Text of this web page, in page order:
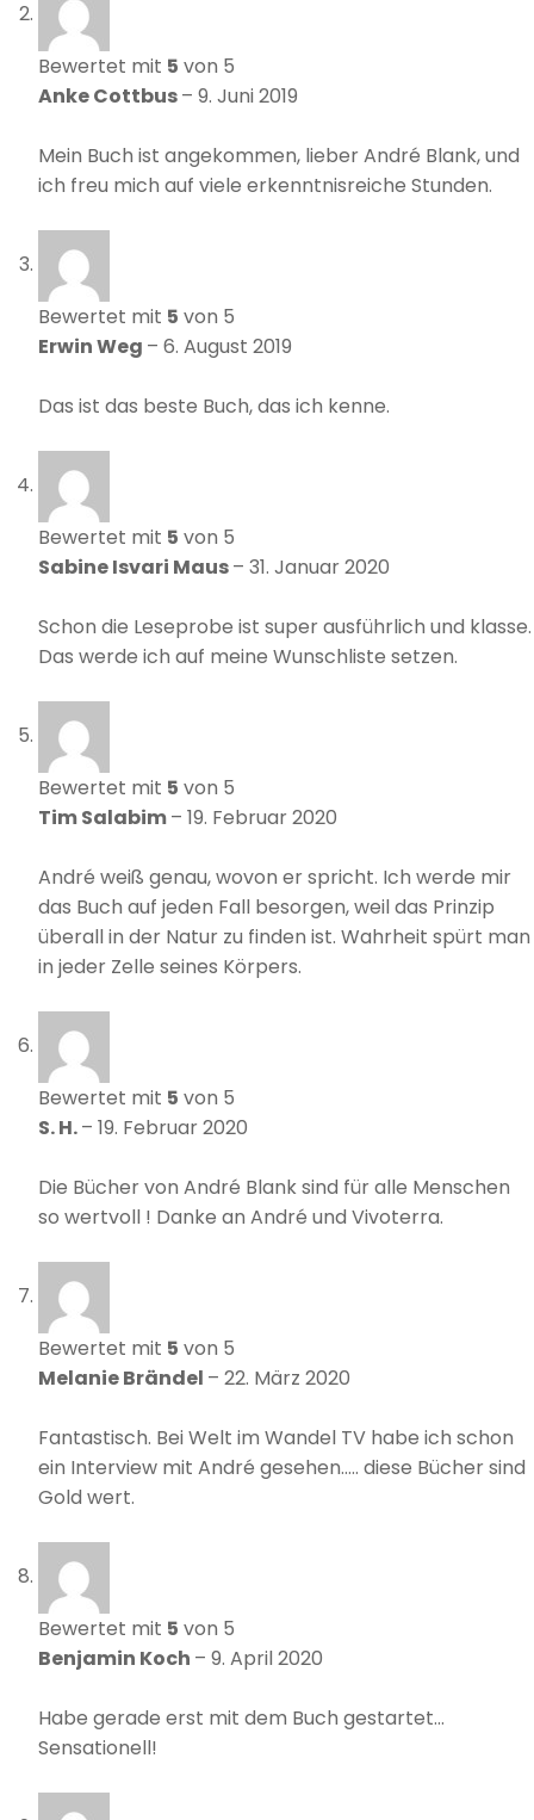
Bewertet mit 5 von 5
Anke Cottbus– 9. Juni 2019
Mein Buch ist angekommen, lieber André Blank, und
ich freu mich auf viele erkenntnisreiche Stunden.
Bewertet mit 5 von 5
Erwin Weg – 6. August 2019
Das ist das beste Buch, das ich kenne.
Bewertet mit 5 von 5
Sabine Isvari Maus– 31. Januar 2020
Schon die Leseprobe ist super ausführlich und klasse.
Das werde ich auf meine Wunschliste setzen.
Bewertet mit 5 von 5
Tim Salabim– 19. Februar 2020
André weiß genau, wovon er spricht. Ich werde mir
das Buch auf jeden Fall besorgen, weil das Prinzip
überall in der Natur zu finden ist. Wahrheit spürt man
in jeder Zelle seines Körpers.
Bewertet mit 5 von 5
S. H.– 19. Februar 2020
Die Bücher von André Blank sind für alle Menschen
so wertvoll ! Danke an André und Vivoterra.
Bewertet mit 5 von 5
Melanie Brändel – 22. März 2020
Fantastisch. Bei Welt im Wandel TV habe ich schon
ein Interview mit André gesehen….. diese Bücher sind
Gold wert.
Bewertet mit 5 von 5
Benjamin Koch – 9. April 2020
Habe gerade erst mit dem Buch gestartet…
Sensationell!